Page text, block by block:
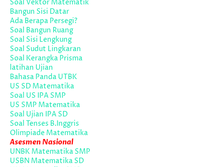
Soal Vektor Matematik
Bangun Sisi Datar
Ada Berapa Persegi?
Soal Bangun Ruang
Soal Sisi Lengkung
Soal Sudut Lingkaran
Soal Kerangka Prisma
latihan Ujian
Bahasa Panda UTBK
US SD Matematika
Soal US IPA SMP
US SMP Matematika
Soal Ujian IPA SD
Soal Tenses B.Inggris
Olimpiade Matematika
Asesmen Nasional
UNBK Matematika SMP
USBN Matematika SD